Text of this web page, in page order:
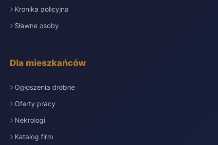
Kronika policyjna
Sławne osoby
Dla mieszkańców
Ogłoszenia drobne
Oferty pracy
Nekrologi
Katalog firm